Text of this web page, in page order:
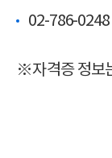
02-786-0248
※자격증 정보